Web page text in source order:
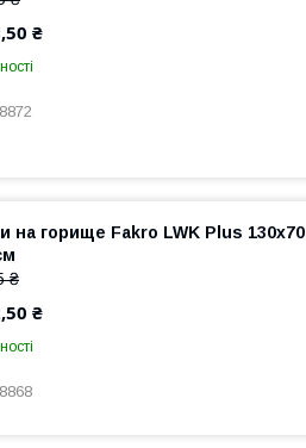
₴
на горище Fakro LWK Plus 130x70
₴
₴